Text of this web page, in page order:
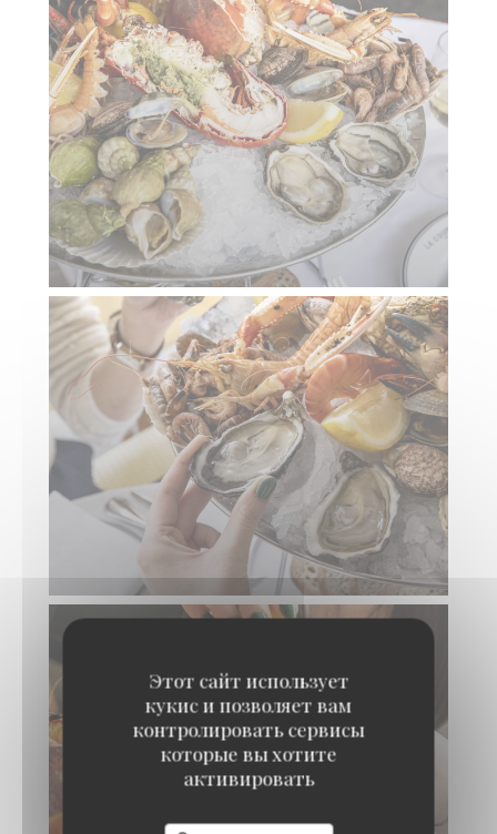
Этот сайт использует
кукис и позволяет вам
контролировать сервисы
которые вы хотите
активировать